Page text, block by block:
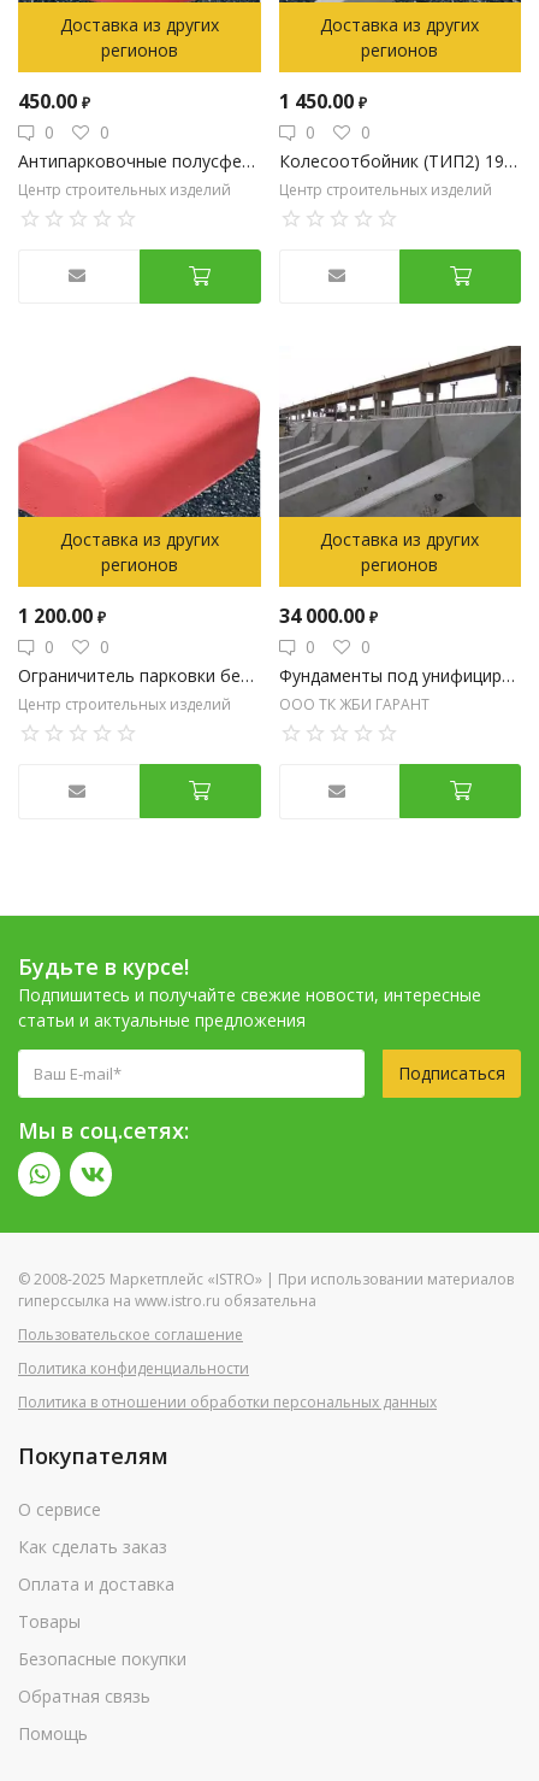
Доставка из других
регионов
450.00 ₽
0
0
Антипарковочные полусферы бетонные с покраской 440*220 мм
Центр строительных изделий
Доставка из других
регионов
1 450.00 ₽
0
0
Колесоотбойник (ТИП2) 1900*200*120
Центр строительных изделий
Доставка из других
регионов
1 200.00 ₽
0
0
Ограничитель парковки бетонный
Центр строительных изделий
Доставка из других
регионов
34 000.00 ₽
0
0
Фундаменты под унифицированные металлические опоры
ООО ТК ЖБИ ГАРАНТ
Будьте в курсе!
Подпишитесь и получайте свежие новости, интересные
статьи и актуальные предложения
Подписаться
Мы в соц.сетях:
© 2008-2025 Маркетплейс «ISTRO» | При использовании материалов
гиперссылка на www.istro.ru обязательна
Пользовательское соглашение
Политика конфиденциальности
Политика в отношении обработки персональных данных
Покупателям
О сервисе
Как сделать заказ
Оплата и доставка
Товары
Безопасные покупки
Обратная связь
Помощь